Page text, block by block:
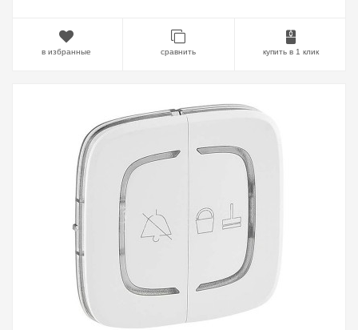
в избранные сравнить купить в 1 клик